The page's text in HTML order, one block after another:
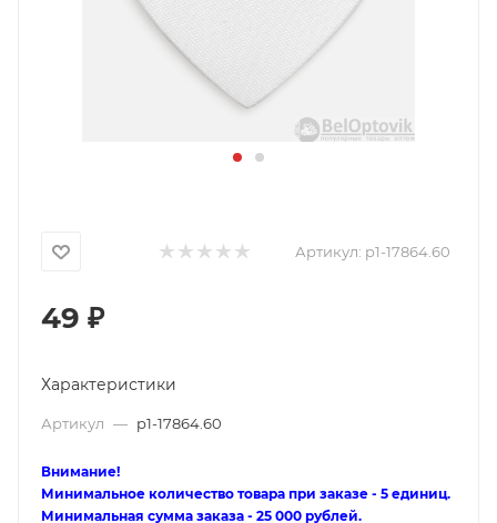
Артикул: p1-17864.60
49 ₽
Характеристики
Артикул — p1-17864.60
Внимание!
Минимальное количество товара при заказе - 5 единиц.
Минимальная сумма заказа - 25 000 рублей.